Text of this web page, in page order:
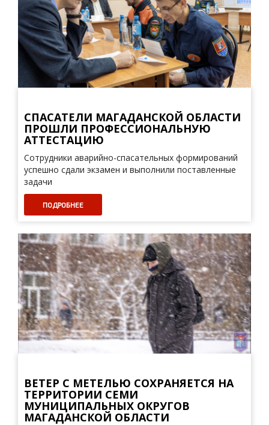
СПАСАТЕЛИ МАГАДАНСКОЙ ОБЛАСТИ
ПРОШЛИ ПРОФЕССИОНАЛЬНУЮ
АТТЕСТАЦИЮ
Сотрудники аварийно-спасательных формирований
успешно сдали экзамен и выполнили поставленные
задачи
ПОДРОБНЕЕ
ВЕТЕР С МЕТЕЛЬЮ СОХРАНЯЕТСЯ НА
ТЕРРИТОРИИ СЕМИ
МУНИЦИПАЛЬНЫХ ОКРУГОВ
МАГАДАНСКОЙ ОБЛАСТИ